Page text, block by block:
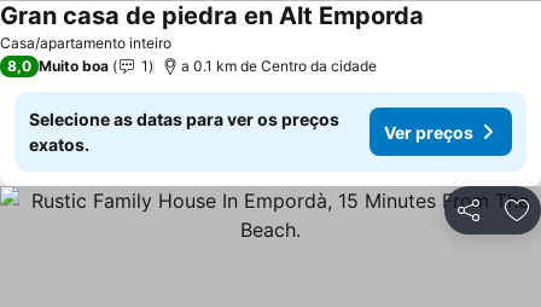
Casa/apartamento inteiro
Gran casa de piedra en Alt Emporda
8,0 Muito boa 1 a 0.1 km de Centro da cidade
Selecione as datas para ver os preços
exatos.
Ver preços
Partilhar